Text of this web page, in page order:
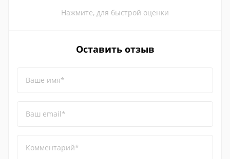
Нажмите, для быстрой оценки
Оставить отзыв
Ваше имя*
Ваш email*
Комментарий*